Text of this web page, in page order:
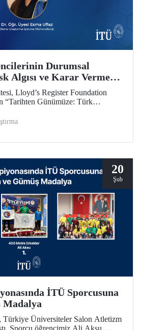
Durumsal
Algısı ve Karar Verme
Amaçlayan
Lloyd’s Register Foundation
“Tarihten Günümüze: Türk
Turkish Straits Navigation
20
Şub
İTÜ Sporcusuna
Madalya
Türkiye Üniversiteler Salon Atletizm
Sporcu öğrencimiz Ali Aksu,